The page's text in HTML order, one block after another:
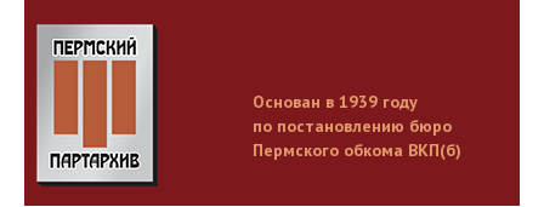
Основан в 1939 году
по постановлению бюро
Пермского обкома ВКП(б)